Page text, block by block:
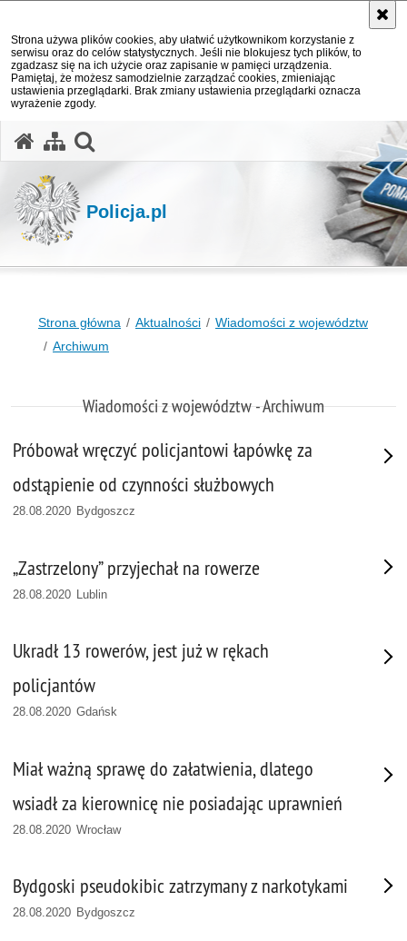
Strona używa plików cookies, aby ułatwić użytkownikom korzystanie z
serwisu oraz do celów statystycznych. Jeśli nie blokujesz tych plików, to
zgadzasz się na ich użycie oraz zapisanie w pamięci urządzenia.
Pamiętaj, że możesz samodzielnie zarządzać cookies, zmieniając
ustawienia przeglądarki. Brak zmiany ustawienia przeglądarki oznacza
wyrażenie zgody.
Policja.pl
Strona główna Aktualności
Wiadomości z województw
Archiwum
Wiadomości z województw - Archiwum
Próbował wręczyć policjantowi łapówkę za
odstąpienie od czynności służbowych
28.08.2020 Bydgoszcz
„Zastrzelony” przyjechał na rowerze
28.08.2020 Lublin
Ukradł 13 rowerów, jest już w rękach
policjantów
28.08.2020 Gdańsk
Miał ważną sprawę do załatwienia, dlatego
wsiadł za kierownicę nie posiadając uprawnień
28.08.2020 Wrocław
Bydgoski pseudokibic zatrzymany z narkotykami
28.08.2020 Bydgoszcz